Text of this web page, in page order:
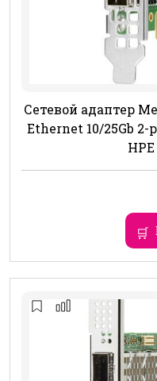
Сетевой адаптер
Ethernet 10/25Gb 2-